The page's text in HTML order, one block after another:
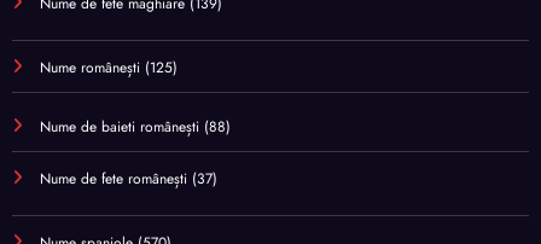
Nume românești (125)
Nume de baieti românești (88)
Nume de fete românești (37)